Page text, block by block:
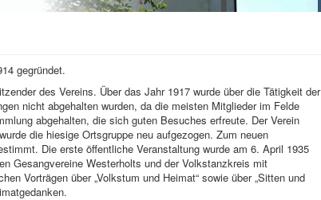
gegründet.
des Vereins. Über das Jahr 1917 wurde über die Tätigkeit der
nicht abgehalten wurden, da die meisten Mitglieder im Felde
abgehalten, die sich guten Besuches erfreute. Der Verein
die hiesige Ortsgruppe neu aufgezogen. Zum neuen
Die erste öffentliche Veranstaltung wurde am 6. April 1935
Gesangvereine Westerholts und der Volkstanzkreis mit
Vorträgen über „Volkstum und Heimat“ sowie über „Sitten und